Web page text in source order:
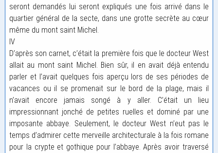
seront demandés lui seront expliqués une fois arrivé dans le
quartier général de la secte, dans une grotte secrète au cœur
même du mont saint Michel.
IV
D’après son carnet, c’était la première fois que le docteur West
allait au mont saint Michel. Bien sûr, il en avait déjà entendu
parler et l’avait quelques fois aperçu lors de ses périodes de
vacances ou il se promenait sur le bord de la plage, mais il
n’avait encore jamais songé à y aller. C’était un lieu
impressionnant jonché de petites ruelles et dominé par une
imposante abbaye. Seulement, le docteur West n’eut pas le
temps d’admirer cette merveille architecturale à la fois romane
pour la crypte et gothique pour l’abbaye. Après avoir traversé